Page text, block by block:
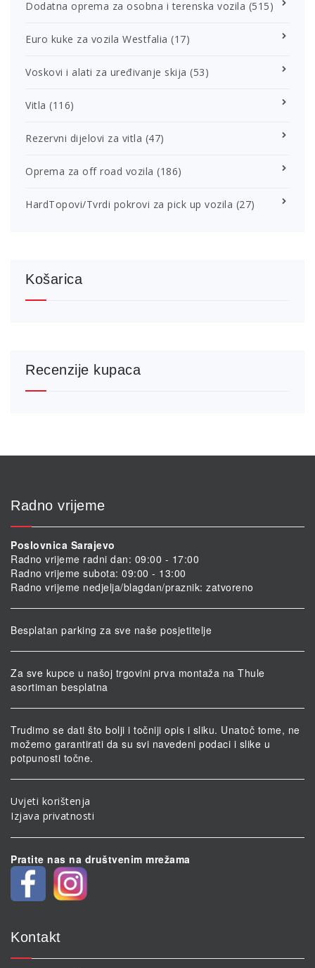
Dodatna oprema za osobna i terenska vozila (515)
Euro kuke za vozila Westfalia (17)
Voskovi i alati za uređivanje skija (53)
Vitla (116)
Rezervni dijelovi za vitla (47)
Oprema za off road vozila (186)
HardTopovi/Tvrdi pokrovi za pick up vozila (27)
Košarica
Recenzije kupaca
Radno vrijeme
Poslovnica Sarajevo
Radno vrijeme radni dan: 09:00 - 17:00
Radno vrijeme subota: 09:00 - 13:00
Radno vrijeme nedjelja/blagdan/praznik: zatvoreno
Besplatan parking za sve naše posjetitelje
Za sve kupce u našoj trgovini prva montaža na Thule
asortiman besplatna
Trudimo se dati što bolji i točniji opis i sliku. Unatoč tome, ne
možemo garantirati da su svi navedeni podaci i slike u
potpunosti točne.
Uvjeti korištenja
Izjava privatnosti
Pratite nas na društvenim mrežama
Kontakt